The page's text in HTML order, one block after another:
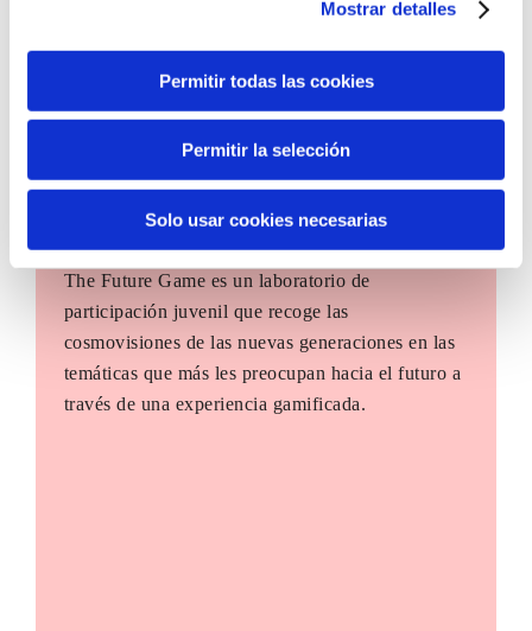
Mostrar detalles
Permitir todas las cookies
Permitir la selección
Solo usar cookies necesarias
The Future Game
The Future Game es un laboratorio de
participación juvenil que recoge las
cosmovisiones de las nuevas generaciones en las
temáticas que más les preocupan hacia el futuro a
través de una experiencia gamificada.